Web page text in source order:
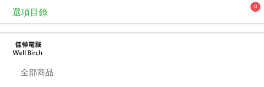
選項目錄
0
全部商品